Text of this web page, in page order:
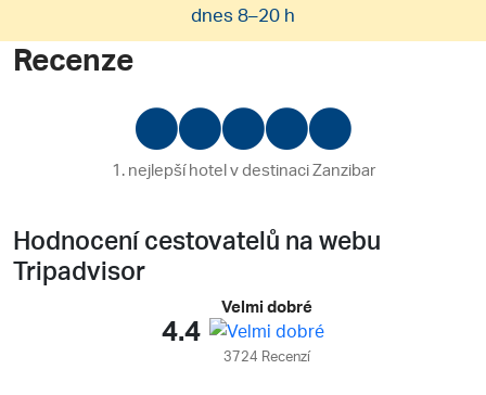
dnes 8–20 h
Recenze
1. nejlepší hotel v destinaci Zanzibar
Hodnocení cestovatelů na webu
Tripadvisor
4.4
Velmi dobré
3724 Recenzí